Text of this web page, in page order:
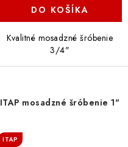
DO KOŠÍKA
Kvalitné mosadzné šróbenie
3/4"
ITAP mosadzné šróbenie 1"
ITAP